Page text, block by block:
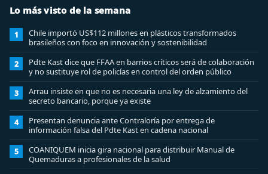
Lo más visto de la semana
1
Chile importó US$112 millones en plásticos transformados
brasileños con foco en innovación y sostenibilidad
2
Pdte Kast dice que FFAA en barrios críticos será de colaboración
y no sustituye rol de policías en control del orden público
3
Arrau insiste en que no es necesaria una ley de alzamiento del
secreto bancario, porque ya existe
4
Presentan denuncia ante Contraloría por entrega de
información falsa del Pdte Kast en cadena nacional
5
COANIQUEM inicia gira nacional para distribuir Manual de
Quemaduras a profesionales de la salud